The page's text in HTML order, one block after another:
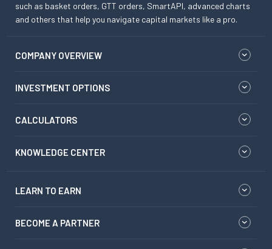
such as basket orders, GTT orders, SmartAPI, advanced charts
and others that help you navigate capital markets like a pro.
COMPANY OVERVIEW
INVESTMENT OPTIONS
CALCULATORS
KNOWLEDGE CENTER
LEARN TO EARN
BECOME A PARTNER